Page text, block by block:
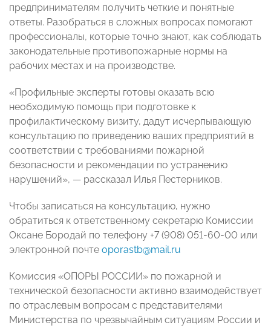
предпринимателям получить четкие и понятные
ответы. Разобраться в сложных вопросах помогают
профессионалы, которые точно знают, как соблюдать
законодательные противопожарные нормы на
рабочих местах и на производстве.
«Профильные эксперты готовы оказать всю
необходимую помощь при подготовке к
профилактическому визиту, дадут исчерпывающую
консультацию по приведению ваших предприятий в
соответствии с требованиями пожарной
безопасности и рекомендации по устранению
нарушений», — рассказал Илья Пестерников.
Чтобы записаться на консультацию, нужно
обратиться к ответственному секретарю Комиссии
Оксане Бородай по телефону +7 (908) 051-60-00 или
электронной почте oporastb@mail.ru
Комиссия «ОПОРЫ РОССИИ» по пожарной и
технической безопасности активно взаимодействует
по отраслевым вопросам с представителями
Министерства по чрезвычайным ситуациям России и